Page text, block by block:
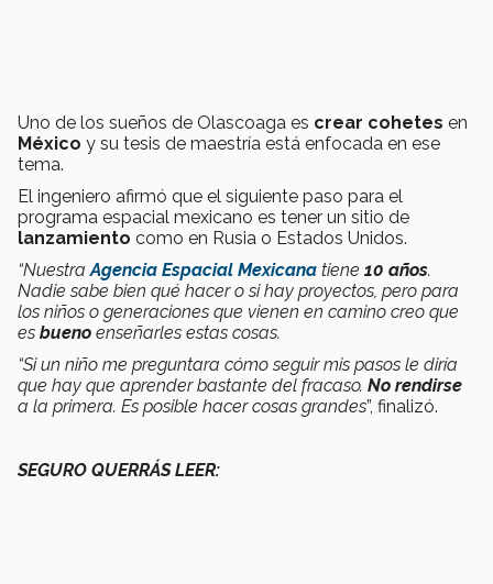
Uno de los sueños de Olascoaga es crear cohetes en
México y su tesis de maestría está enfocada en ese
tema.
El ingeniero afirmó que el siguiente paso para el
programa espacial mexicano es tener un sitio de
lanzamiento como en Rusia o Estados Unidos.
“NuestraAgencia Espacial Mexicana tiene 10 años.
Nadie sabe bien qué hacer o si hay proyectos, pero para
los niños o generaciones que vienen en camino creo que
es bueno enseñarles estas cosas.
“Si un niño me preguntara cómo seguir mis pasos le diría
que hay que aprender bastante del fracaso. No rendirse
a la primera. Es posible hacer cosas grandes”, finalizó.
SEGURO QUERRÁS LEER: